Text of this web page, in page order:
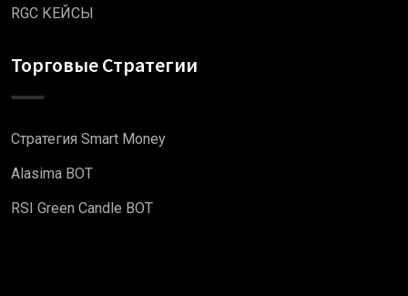
RGC КЕЙСЫ
Торговые Стратегии
Стратегия Smart Money
Alasima BOT
RSI Green Candle BOT